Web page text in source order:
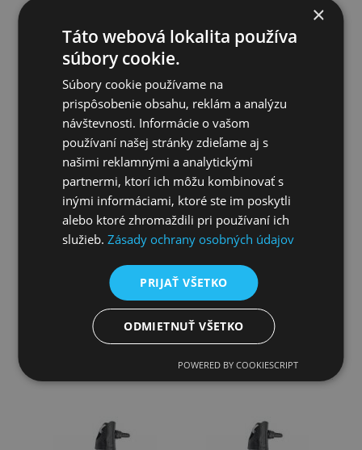
Vzpera stĺpika Zn, priemer
48,3 mm x 2,9 mm
cena vrátane komponentov:
šikmý návlek na vzperu, háčik
so závitom a maticou,
bez DPH
(460,51 CZK)
s DPH
(566,41 CZK)
Vzpera stĺpika Zn, priemer
48,3 mm x 2,0 mm
cena vrátane komponentov:
so závitom a maticou,
podložka a krytka
od
14,41 € bez DPH
(369,49 CZK)
17,73 €
(454,62 CZK)
×
Táto webová lokalita používa
súbory cookie.
Súbory cookie používame na
prispôsobenie obsahu, reklám a analýzu
návštevnosti. Informácie o vašom
používaní našej stránky zdieľame aj s
našimi reklamnými a analytickými
partnermi, ktorí ich môžu kombinovať s
inými informáciami, ktoré ste im poskytli
alebo ktoré zhromaždili pri používaní ich
služieb.Zásady ochrany osobných údajov
PRIJAŤ VŠETKO
ODMIETNUŤ VŠETKO
POWERED BY COOKIESCRIPT